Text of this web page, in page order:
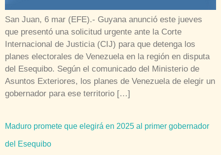
San Juan, 6 mar (EFE).- Guyana anunció este jueves
que presentó una solicitud urgente ante la Corte
Internacional de Justicia (CIJ) para que detenga los
planes electorales de Venezuela en la región en disputa
del Esequibo. Según el comunicado del Ministerio de
Asuntos Exteriores, los planes de Venezuela de elegir un
gobernador para ese territorio […]
Maduro promete que elegirá en 2025 al primer gobernador
del Esequibo